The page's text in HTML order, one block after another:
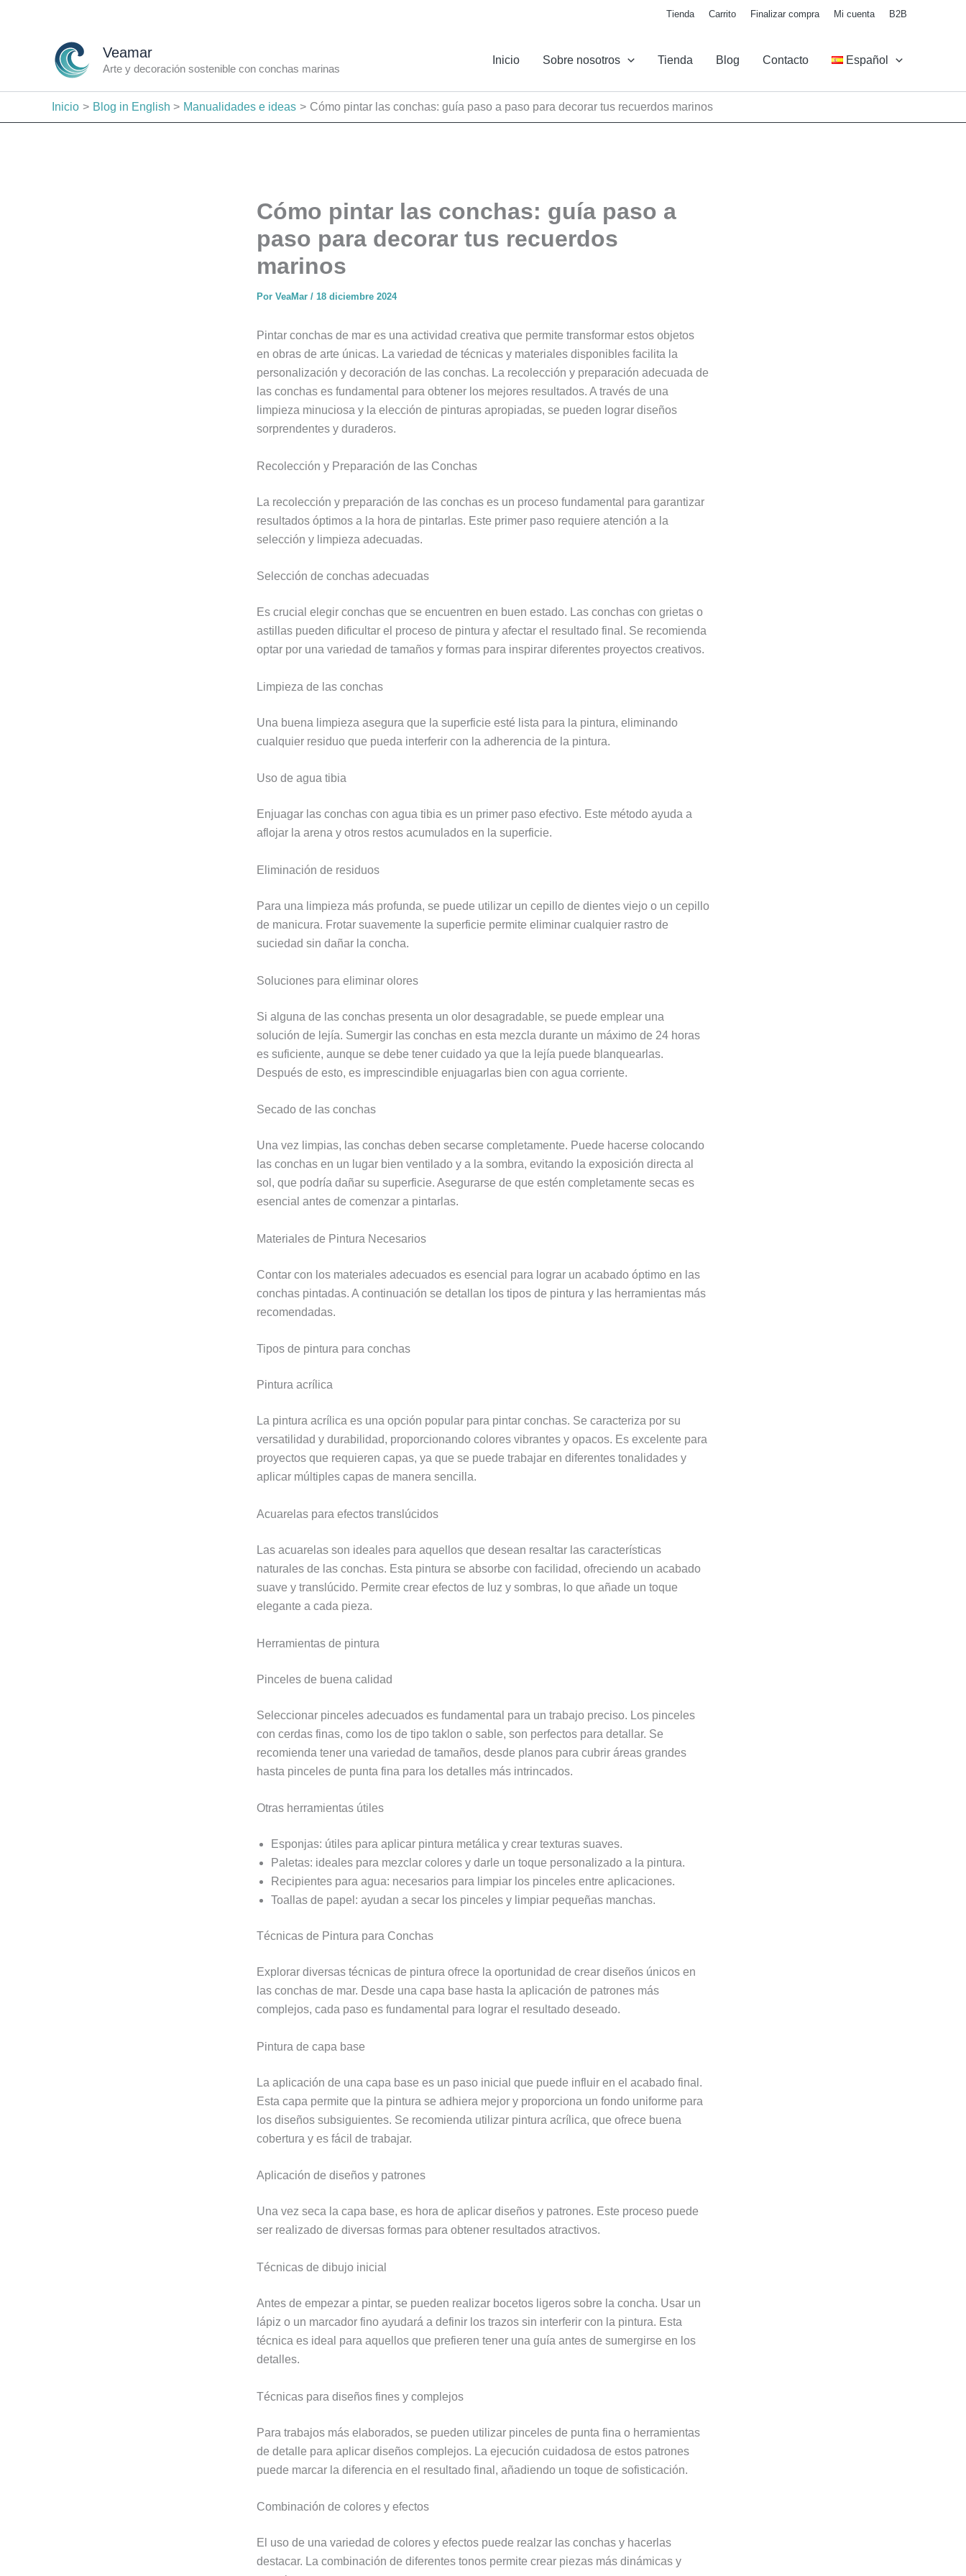
Tienda Carrito Finalizar compra Mi cuenta B2B
Veamar
Arte y decoración sostenible con conchas marinas
Inicio Sobre nosotros Tienda Blog Contacto Español
Inicio Blog in English Manualidades e ideas Cómo pintar las conchas: guía paso a paso para decorar tus recuerdos marinos
Cómo pintar las conchas: guía paso a
paso para decorar tus recuerdos
marinos
Por VeaMar / 18 diciembre 2024
Pintar conchas de mar es una actividad creativa que permite transformar estos objetos
en obras de arte únicas. La variedad de técnicas y materiales disponibles facilita la
personalización y decoración de las conchas. La recolección y preparación adecuada de
las conchas es fundamental para obtener los mejores resultados. A través de una
limpieza minuciosa y la elección de pinturas apropiadas, se pueden lograr diseños
sorprendentes y duraderos.
Recolección y Preparación de las Conchas
La recolección y preparación de las conchas es un proceso fundamental para garantizar
resultados óptimos a la hora de pintarlas. Este primer paso requiere atención a la
selección y limpieza adecuadas.
Selección de conchas adecuadas
Es crucial elegir conchas que se encuentren en buen estado. Las conchas con grietas o
astillas pueden dificultar el proceso de pintura y afectar el resultado final. Se recomienda
optar por una variedad de tamaños y formas para inspirar diferentes proyectos creativos.
Limpieza de las conchas
Una buena limpieza asegura que la superficie esté lista para la pintura, eliminando
cualquier residuo que pueda interferir con la adherencia de la pintura.
Uso de agua tibia
Enjuagar las conchas con agua tibia es un primer paso efectivo. Este método ayuda a
aflojar la arena y otros restos acumulados en la superficie.
Eliminación de residuos
Para una limpieza más profunda, se puede utilizar un cepillo de dientes viejo o un cepillo
de manicura. Frotar suavemente la superficie permite eliminar cualquier rastro de
suciedad sin dañar la concha.
Soluciones para eliminar olores
Si alguna de las conchas presenta un olor desagradable, se puede emplear una
solución de lejía. Sumergir las conchas en esta mezcla durante un máximo de 24 horas
es suficiente, aunque se debe tener cuidado ya que la lejía puede blanquearlas.
Después de esto, es imprescindible enjuagarlas bien con agua corriente.
Secado de las conchas
Una vez limpias, las conchas deben secarse completamente. Puede hacerse colocando
las conchas en un lugar bien ventilado y a la sombra, evitando la exposición directa al
sol, que podría dañar su superficie. Asegurarse de que estén completamente secas es
esencial antes de comenzar a pintarlas.
Materiales de Pintura Necesarios
Contar con los materiales adecuados es esencial para lograr un acabado óptimo en las
conchas pintadas. A continuación se detallan los tipos de pintura y las herramientas más
recomendadas.
Tipos de pintura para conchas
Pintura acrílica
La pintura acrílica es una opción popular para pintar conchas. Se caracteriza por su
versatilidad y durabilidad, proporcionando colores vibrantes y opacos. Es excelente para
proyectos que requieren capas, ya que se puede trabajar en diferentes tonalidades y
aplicar múltiples capas de manera sencilla.
Acuarelas para efectos translúcidos
Las acuarelas son ideales para aquellos que desean resaltar las características
naturales de las conchas. Esta pintura se absorbe con facilidad, ofreciendo un acabado
suave y translúcido. Permite crear efectos de luz y sombras, lo que añade un toque
elegante a cada pieza.
Herramientas de pintura
Pinceles de buena calidad
Seleccionar pinceles adecuados es fundamental para un trabajo preciso. Los pinceles
con cerdas finas, como los de tipo taklon o sable, son perfectos para detallar. Se
recomienda tener una variedad de tamaños, desde planos para cubrir áreas grandes
hasta pinceles de punta fina para los detalles más intrincados.
Otras herramientas útiles
Esponjas: útiles para aplicar pintura metálica y crear texturas suaves.
Paletas: ideales para mezclar colores y darle un toque personalizado a la pintura.
Recipientes para agua: necesarios para limpiar los pinceles entre aplicaciones.
Toallas de papel: ayudan a secar los pinceles y limpiar pequeñas manchas.
Técnicas de Pintura para Conchas
Explorar diversas técnicas de pintura ofrece la oportunidad de crear diseños únicos en
las conchas de mar. Desde una capa base hasta la aplicación de patrones más
complejos, cada paso es fundamental para lograr el resultado deseado.
Pintura de capa base
La aplicación de una capa base es un paso inicial que puede influir en el acabado final.
Esta capa permite que la pintura se adhiera mejor y proporciona un fondo uniforme para
los diseños subsiguientes. Se recomienda utilizar pintura acrílica, que ofrece buena
cobertura y es fácil de trabajar.
Aplicación de diseños y patrones
Una vez seca la capa base, es hora de aplicar diseños y patrones. Este proceso puede
ser realizado de diversas formas para obtener resultados atractivos.
Técnicas de dibujo inicial
Antes de empezar a pintar, se pueden realizar bocetos ligeros sobre la concha. Usar un
lápiz o un marcador fino ayudará a definir los trazos sin interferir con la pintura. Esta
técnica es ideal para aquellos que prefieren tener una guía antes de sumergirse en los
detalles.
Técnicas para diseños fines y complejos
Para trabajos más elaborados, se pueden utilizar pinceles de punta fina o herramientas
de detalle para aplicar diseños complejos. La ejecución cuidadosa de estos patrones
puede marcar la diferencia en el resultado final, añadiendo un toque de sofisticación.
Combinación de colores y efectos
El uso de una variedad de colores y efectos puede realzar las conchas y hacerlas
destacar. La combinación de diferentes tonos permite crear piezas más dinámicas y